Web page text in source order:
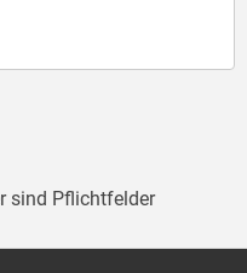
sind Pflichtfelder